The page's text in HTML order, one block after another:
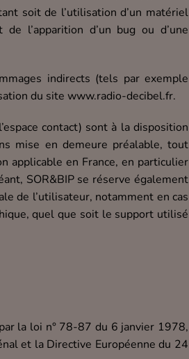
soit de l’utilisation d’un matériel
l’apparition d’un bug ou d’une
indirects (tels par exemple
du site www.radio-decibel.fr.
contact) sont à la disposition
mise en demeure préalable, tout
applicable en France, en particulier
SOR&BIP se réserve également
de l’utilisateur, notamment en cas
quel que soit le support utilisé
la loi n° 78-87 du 6 janvier 1978,
et la Directive Européenne du 24